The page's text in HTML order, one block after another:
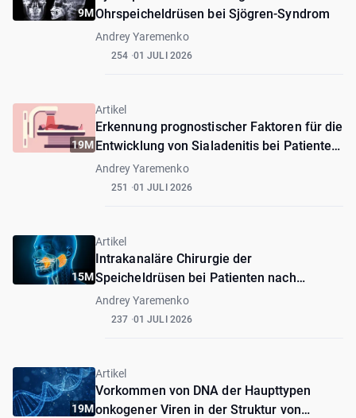
9MOhrspeicheldrüsen bei Sjögren-Syndrom
Andrey Yaremenko
254 01 JULI 2026
19M
Artikel
Erkennung prognostischer Faktoren für die
Entwicklung von Sialadenitis bei Patienten
nach Radiojodtherapie
Andrey Yaremenko
251 01 JULI 2026
15M
Artikel
Intrakanaläre Chirurgie der
Speicheldrüsen bei Patienten nach
Radiojodtherapie
Andrey Yaremenko
237 01 JULI 2026
19M
Artikel
Vorkommen von DNA der Haupttypen
onkogener Viren in der Struktur von